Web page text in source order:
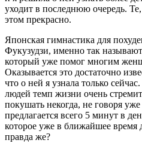
уходит в последнюю очередь.
этом прекрасно.
Японская гимнастика для
Фукузудзи, именно так
который уже помог многим
Оказывается это достаточно
что о ней я узнала только
людей темп жизни очень
покушать некогда, не говоря
предлагается всего 5 минут в
которое уже в ближайшее время
правда же?